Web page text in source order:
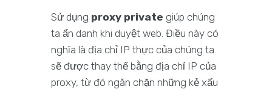
Sử dụng proxy private giúp chúng
ta ẩn danh khi duyệt web. Điều này có
nghĩa là địa chỉ IP thực của chúng ta
sẽ được thay thế bằng địa chỉ IP của
proxy, từ đó ngăn chặn những kẻ xấu